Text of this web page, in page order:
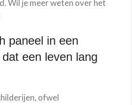
Wil je meer weten over het
paneel in een
een leven lang
ofwel